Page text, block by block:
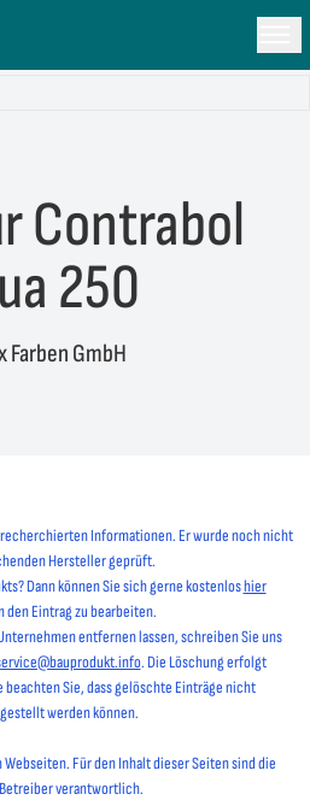
Contrabol
250
Farben GmbH
Informationen. Er wurde noch nicht
Hersteller geprüft.
Dann können Sie sich gerne kostenloshier
den Eintrag zu bearbeiten.
entfernen lassen, schreiben Sie uns
. Die Löschung erfolgt
Sie, dass gelöschte Einträge nicht
werden können.
Für den Inhalt dieser Seiten sind die
verantwortlich.